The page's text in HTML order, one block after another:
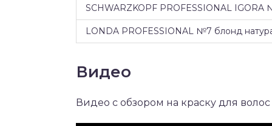
SCHWARZKOPF PROFESSIONAL
LONDA PROFESSIONAL №7 блонд
Видео
Видео с обзором на краску для